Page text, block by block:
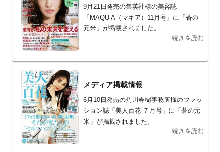
9月21日発売の集英社様の美容誌
「MAQUIA（マキア）11月号」に「蒼の
元米」が掲載されました。
続きを読む
メディア掲載情報
6月10日発売の角川春樹事務所様のファッ
ション誌「美人百花 ７月号」に「蒼の元
米」が掲載されました。
続きを読む